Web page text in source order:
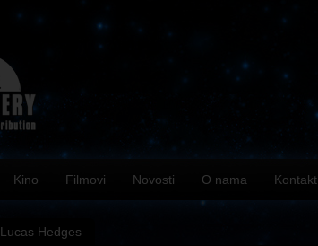
Kino Filmovi Novosti O nama Kontakt
Hedges